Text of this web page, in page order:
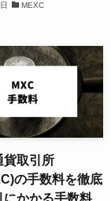
MEXC
貨取引所
の手数料を徹底
にかかる手数料